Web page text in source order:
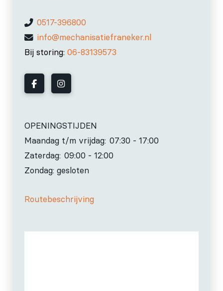
0517-396800
info@mechanisatiefraneker.nl
Bij storing: 06-83139573
OPENINGSTIJDEN
Maandag t/m vrijdag: 07:30 - 17:00
Zaterdag: 09:00 - 12:00
Zondag: gesloten
Routebeschrijving